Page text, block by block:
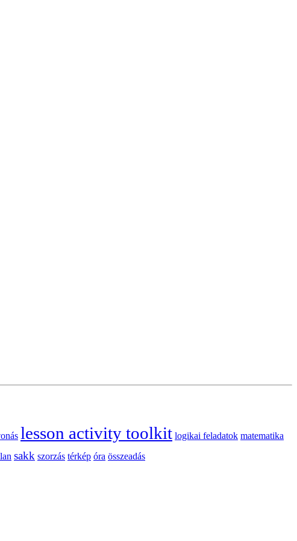
lesson activity toolkit logikai feladatok matematika
sakk szorzás térkép óra összeadás